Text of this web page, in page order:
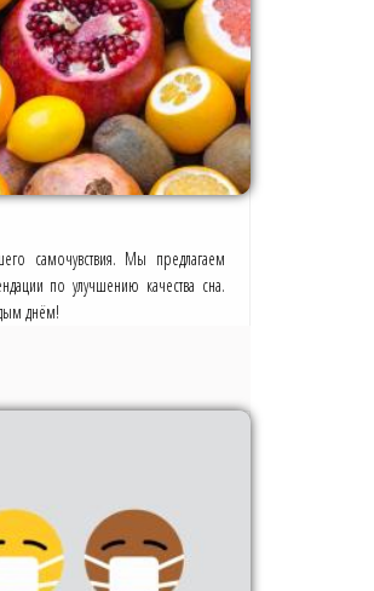
самочувствия. Мы предлагаем
по улучшению качества сна.
днём!